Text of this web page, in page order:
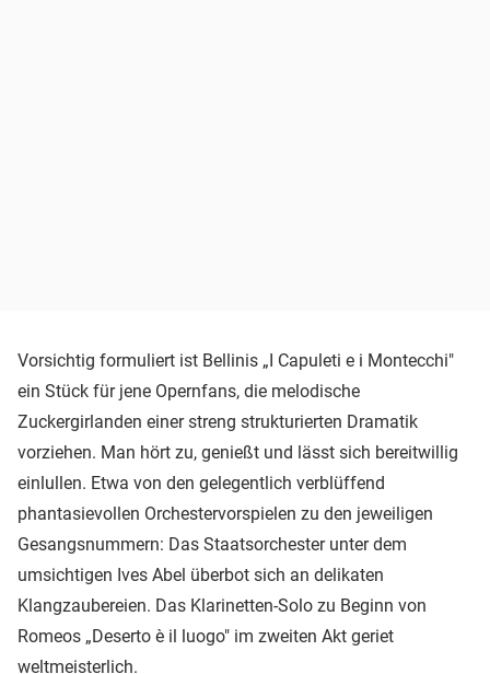
Vorsichtig formuliert ist Bellinis „I Capuleti e i Montecchi"
ein Stück für jene Opernfans, die melodische
Zuckergirlanden einer streng strukturierten Dramatik
vorziehen. Man hört zu, genießt und lässt sich bereitwillig
einlullen. Etwa von den gelegentlich verblüffend
phantasievollen Orchestervorspielen zu den jeweiligen
Gesangsnummern: Das Staatsorchester unter dem
umsichtigen Ives Abel überbot sich an delikaten
Klangzaubereien. Das Klarinetten-Solo zu Beginn von
Romeos „Deserto è il luogo" im zweiten Akt geriet
weltmeisterlich.